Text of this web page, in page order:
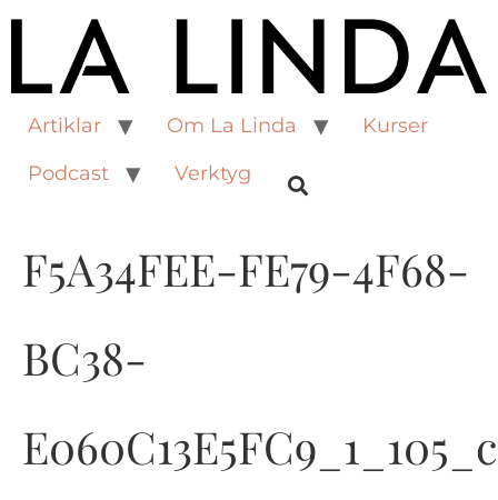
Artiklar Om La Linda
Kurser
Podcast
Verktyg
F5A34FEE-FE79-4F68-
BC38-
E060C13E5FC9_1_105_c